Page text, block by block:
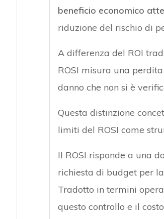
beneficio economico
riduzione del rischio di
A differenza del ROI
ROSI misura una
danno che non si è
Questa distinzione
limiti del ROSI come
Il ROSI risponde a una
richiesta di budget per
Tradotto in termini
questo controllo e il